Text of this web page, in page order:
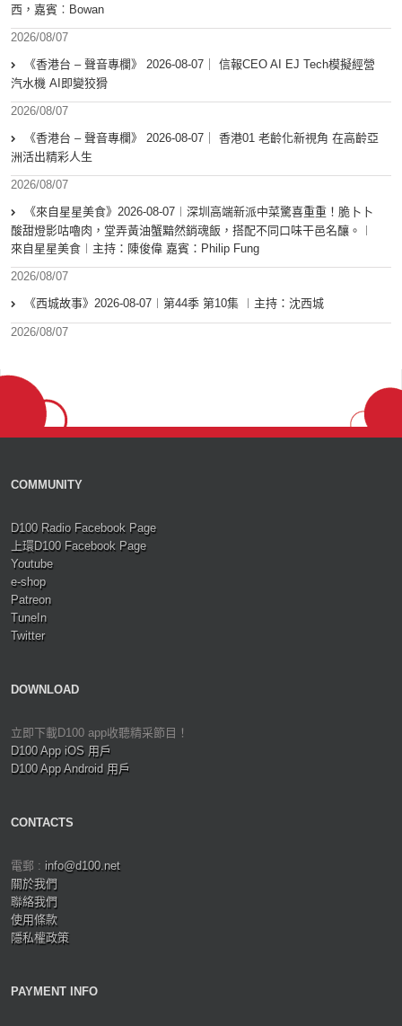
西，嘉賓︰Bowan
2026/08/07
《香港台 – 聲音專欄》 2026-08-07｜ 信報CEO AI EJ Tech模擬經營
汽水機 AI即變狡猾
2026/08/07
《香港台 – 聲音專欄》 2026-08-07｜ 香港01 老齡化新視角 在高齡亞
洲活出精彩人生
2026/08/07
《來自星星美食》2026-08-07︱深圳高端新派中菜驚喜重重！脆卜卜
酸甜燈影咕嚕肉，堂弄黃油蟹黯然銷魂飯，搭配不同口味干邑名釀。︱
來自星星美食︱主持：陳俊偉 嘉賓：Philip Fung
2026/08/07
《西城故事》2026-08-07︱第44季 第10集 ︱主持：沈西城
2026/08/07
COMMUNITY
D100 Radio Facebook Page
上環D100 Facebook Page
Youtube
e-shop
Patreon
TuneIn
Twitter
DOWNLOAD
立即下載D100 app收聽精采節目！
D100 App iOS 用戶
D100 App Android 用戶
CONTACTS
電郵 : info@d100.net
關於我們
聯絡我們
使用條款
隱私權政策
PAYMENT INFO